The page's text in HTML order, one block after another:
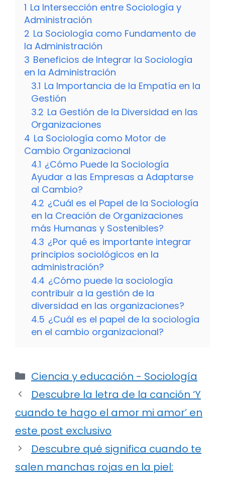
1 La Intersección entre Sociología y
Administración
2 La Sociología como Fundamento de
la Administración
3 Beneficios de Integrar la Sociología
en la Administración
3.1 La Importancia de la Empatía en la
Gestión
3.2 La Gestión de la Diversidad en las
Organizaciones
4 La Sociología como Motor de
Cambio Organizacional
4.1 ¿Cómo Puede la Sociología
Ayudar a las Empresas a Adaptarse
al Cambio?
4.2 ¿Cuál es el Papel de la Sociología
en la Creación de Organizaciones
más Humanas y Sostenibles?
4.3 ¿Por qué es importante integrar
principios sociológicos en la
administración?
4.4 ¿Cómo puede la sociología
contribuir a la gestión de la
diversidad en las organizaciones?
4.5 ¿Cuál es el papel de la sociología
en el cambio organizacional?
Categorías
Ciencia y educación - Sociología
Descubre la letra de la canción ‘Y
cuando te hago el amor mi amor’ en
este post exclusivo
Descubre qué significa cuando te
salen manchas rojas en la piel: